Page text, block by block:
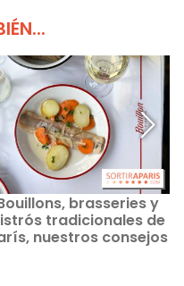
brasseries y
tradicionales de
nuestros consejos